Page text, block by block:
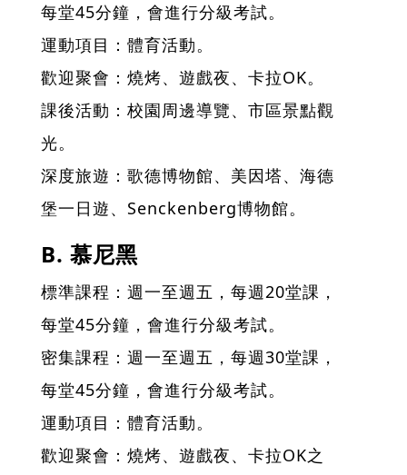
每堂45分鐘，會進行分級考試。
運動項目：體育活動。
歡迎聚會：燒烤、遊戲夜、卡拉OK。
課後活動：校園周邊導覽、市區景點觀
光。
深度旅遊：歌德博物館、美因塔、海德
堡一日遊、Senckenberg博物館。
B. 慕尼黑
標準課程：週一至週五，每週20堂課，
每堂45分鐘，會進行分級考試。
密集課程：週一至週五，每週30堂課，
每堂45分鐘，會進行分級考試。
運動項目：體育活動。
歡迎聚會：燒烤、遊戲夜、卡拉OK之